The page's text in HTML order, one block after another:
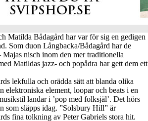
Matilda Bådagård har var för sig en gedigen
Som duon Långbacka/Bådagård har de
Majas nisch inom den mer traditionella
Matildas jazz- och popådra har gett dem ett
lekfulla och orädda sätt att blanda olika
elektroniska element, loopar och beats i en
landar i ’pop med folksjäl’. Det hörs
som släpps idag. ”Solsbury Hill” är
fina tolkning av Peter Gabriels stora hit.